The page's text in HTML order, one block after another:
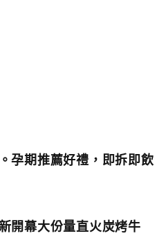
孕期推薦好禮，即拆即飲
開幕大份量直火炭烤牛